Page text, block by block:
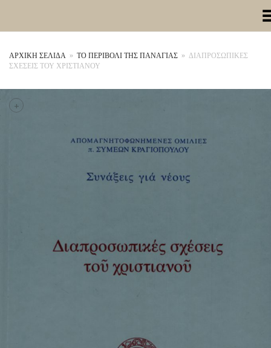
Toggle
ΑΡΧΙΚΉ ΣΕΛΊΔΑ » ΤΟ ΠΕΡΙΒΟΛΙ ΤΗΣ ΠΑΝΑΓΙΑΣ » ΔΙΑΠΡΟΣΩΠΙΚΕΣ
ΣΧΕΣΕΙΣ ΤΟΥ ΧΡΙΣΤΙΑΝΟΥ
+